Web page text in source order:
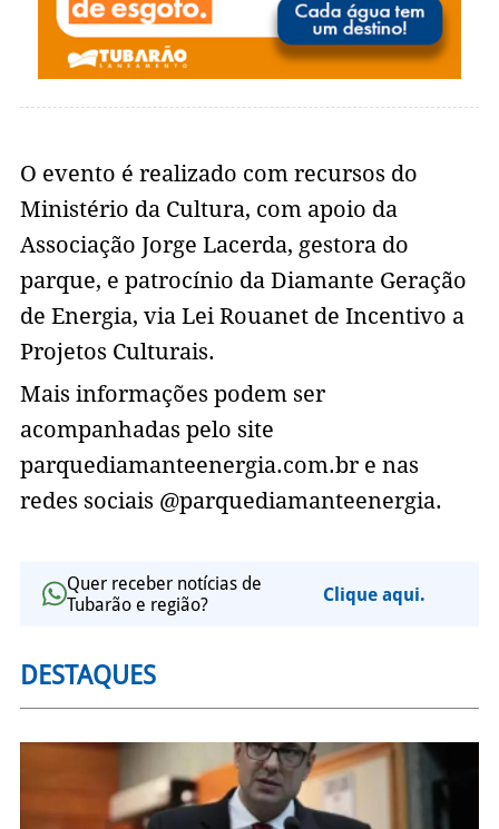
O evento é realizado com recursos do
Ministério da Cultura, com apoio da
Associação Jorge Lacerda, gestora do
parque, e patrocínio da Diamante Geração
de Energia, via Lei Rouanet de Incentivo a
Projetos Culturais.
Mais informações podem ser
acompanhadas pelo site
parquediamanteenergia.com.br e nas
redes sociais @parquediamanteenergia.
Quer receber notícias de
Tubarão e região?
Clique aqui.
DESTAQUES